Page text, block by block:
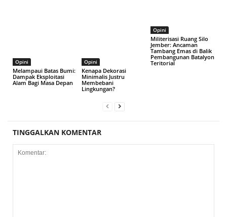
Opini
Melampaui Batas Bumi:
Dampak Eksploitasi
Alam Bagi Masa Depan
Opini
Kenapa Dekorasi
Minimalis Justru
Membebani
Lingkungan?
Opini
Militerisasi Ruang Silo
Jember: Ancaman
Tambang Emas di Balik
Pembangunan Batalyon
Teritorial
TINGGALKAN KOMENTAR